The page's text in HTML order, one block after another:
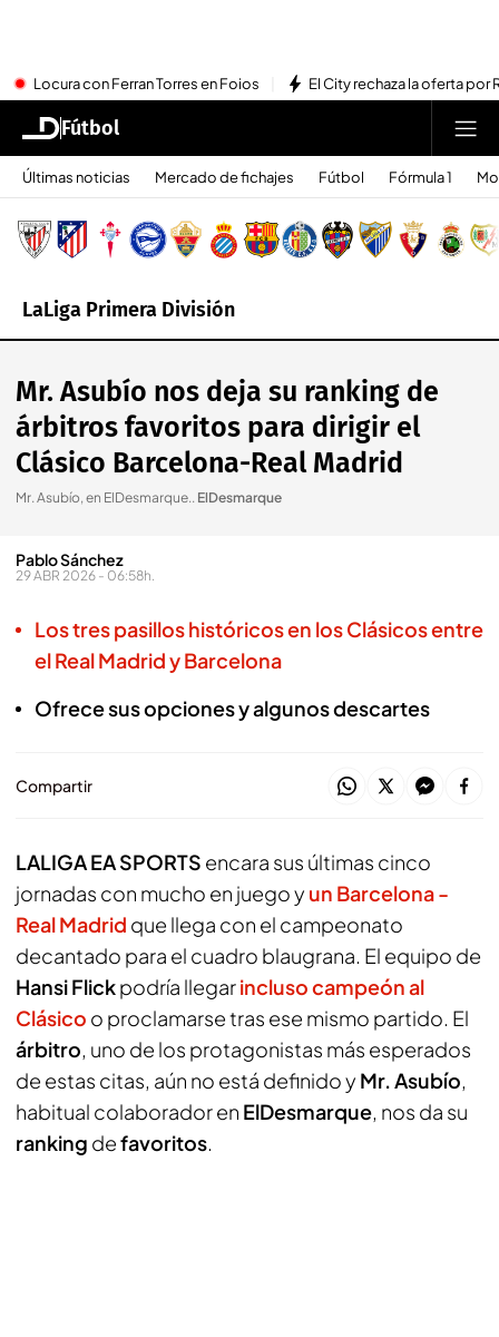
Locura con Ferran Torres en Foios El City rechaza la oferta por
Fútbol
Últimas noticias Mercado de fichajes Fútbol Fórmula 1
LaLiga Primera División
Mr. Asubío nos deja su ranking de
árbitros favoritos para dirigir el
Clásico Barcelona-Real Madrid
Mr. Asubío, en ElDesmarque.. ElDesmarque
Pablo Sánchez
29 ABR 2026 - 06:58h.
Los tres pasillos históricos en los Clásicos entre
el Real Madrid y Barcelona
Ofrece sus opciones y algunos descartes
Compartir
LALIGA EA SPORTS encara sus últimas cinco
jornadas con mucho en juego y un Barcelona -
Real Madrid que llega con el campeonato
decantado para el cuadro blaugrana. El equipo de
Hansi Flickpodría llegarincluso campeón al
Clásico o proclamarse tras ese mismo partido. El
árbitro, uno de los protagonistas más esperados
de estas citas, aún no está definido y Mr. Asubío,
habitual colaborador en ElDesmarque, nos da su
ranking defavoritos.